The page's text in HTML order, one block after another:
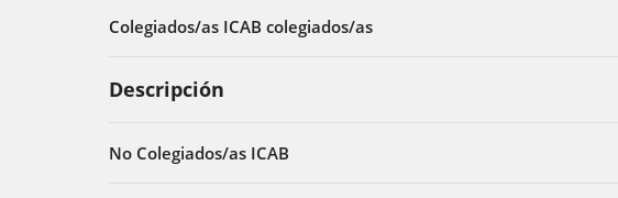
Colegiados/as ICAB colegiados/as
Descripción
No Colegiados/as ICAB